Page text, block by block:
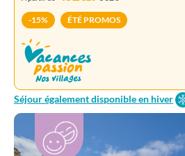
-15% ÉTÉ PROMOS
Séjour également disponible en hiver